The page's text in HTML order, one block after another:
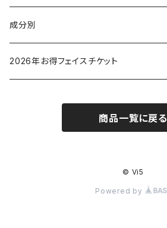
クレイツ
成分別
ヒアルロン酸
バクチオイル（レチノール）
2026年お得フェイスチケット
商品一覧に戻る
© Vi5
Powered by